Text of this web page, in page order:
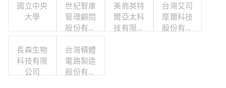
會
國立中央
大學
世紀智庫
管理顧問
股份有限
美商英特
爾亞太科
技有限公
台灣艾司
摩爾科技
股份有限
長森生物
科技有限
公司
台灣積體
電路製造
股份有限